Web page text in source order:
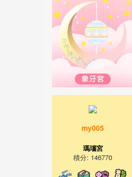
my005
瑪瑙宮
積分: 146770